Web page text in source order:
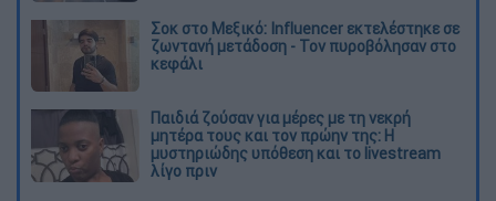
Σοκ στο Μεξικό: Influencer εκτελέστηκε σε
ζωντανή μετάδοση - Τον πυροβόλησαν στο
κεφάλι
Παιδιά ζούσαν για μέρες με τη νεκρή
μητέρα τους και τον πρώην της: Η
μυστηριώδης υπόθεση και το livestream
λίγο πριν